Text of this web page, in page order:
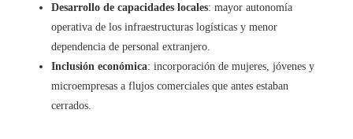
Desarrollo de capacidades locales: mayor autonomía
operativa de los infraestructuras logísticas y menor
dependencia de personal extranjero.
Inclusión económica: incorporación de mujeres, jóvenes y
microempresas a flujos comerciales que antes estaban
cerrados.